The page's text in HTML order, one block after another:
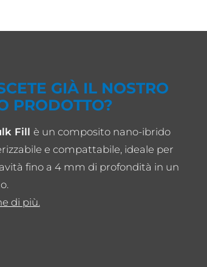
GIÀ IL NOSTRO
PRODOTTO?
Fill è un composito nano-ibrido
e compattabile, ideale per
fino a 4 mm di profondità in un
di più.